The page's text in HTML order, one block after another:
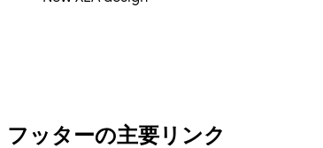
フッターの主要リンク